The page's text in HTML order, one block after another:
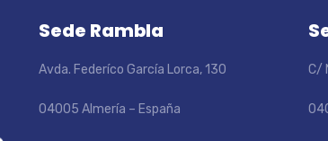
Sede Rambla
Avda. Federíco García Lorca, 130
04005 Almería – España
C/